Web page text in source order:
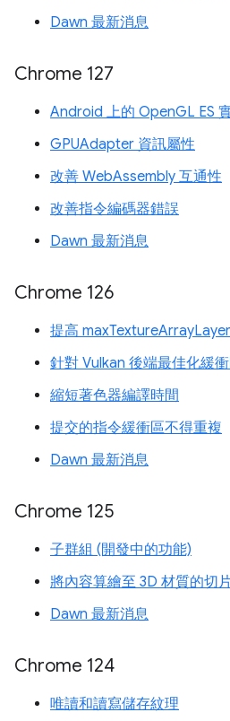
Dawn 最新消息
Chrome 127
Android 上的 OpenGL ES
GPUAdapter 資訊屬性
改善 WebAssembly 互通性
改善指令編碼器錯誤
Dawn 最新消息
Chrome 126
提高
針對 Vulkan 後端最佳化緩
縮短著色器編譯時間
提交的指令緩衝區不得重複
Dawn 最新消息
Chrome 125
子群組 (開發中的功能)
將內容算繪至 3D 材質的切
Dawn 最新消息
Chrome 124
唯讀和讀寫儲存紋理